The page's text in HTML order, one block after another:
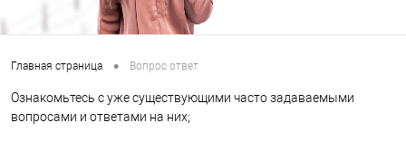
Главная страница • Вопрос ответ
Ознакомьтесь с уже существующими часто задаваемыми
вопросами и ответами на них;